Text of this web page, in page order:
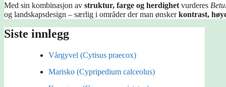
Med sin kombinasjon av struktur, farge og herdighet vurderes
og landskapsdesign – særlig i områder der man ønskerkontrast,
Siste innlegg
Vårgyvel (Cytisus praecox)
Marisko (Cypripedium calceolus)